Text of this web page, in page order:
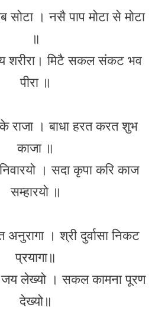
। नसै पाप मोटा से मोटा
॥
शरीरा। मिटै सकल संकट भव
पीरा ॥
राजा । बाधा हरत करत शुभ
काजा ॥
। सदा कृपा करि काज
सम्हारयो ॥
अनुरागा । श्री दुर्वासा निकट
प्रयागा॥
जय लेख्यो । सकल कामना पूरण
देख्यो॥